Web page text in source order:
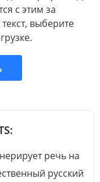
с этим за
выберите
речь на
русский